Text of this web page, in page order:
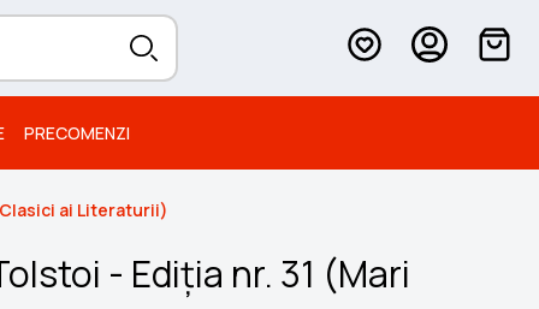
PRECOMENZI
Clasici ai Literaturii)
- Ediția nr. 31 (Mari